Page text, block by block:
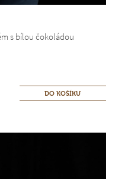
s bílou čokoládou